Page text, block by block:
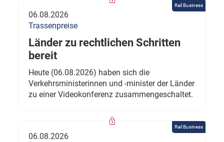
Rail Business
06.08.2026
Trassenpreise
Länder zu rechtlichen Schritten
bereit
Heute (06.08.2026) haben sich die
Verkehrsministerinnen und -minister der Länder
zu einer Videokonferenz zusammengeschaltet.
Rail Business
06.08.2026